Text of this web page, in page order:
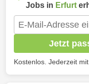
Jobs in Erfurt
Jetzt
Kostenlos. Jederzeit